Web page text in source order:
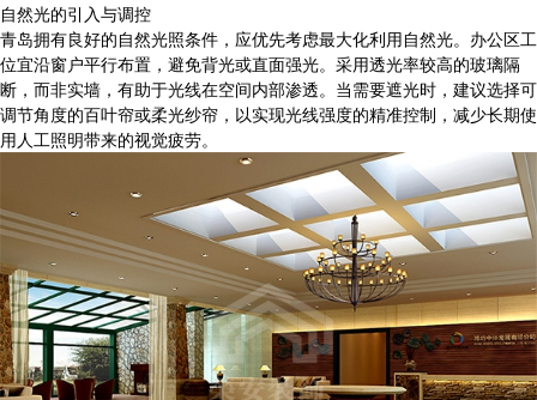
自然光的引入与调控
青岛拥有良好的自然光照条件，应优先考虑最大化利用自然光。办公区工
位宜沿窗户平行布置，避免背光或直面强光。采用透光率较高的玻璃隔
断，而非实墙，有助于光线在空间内部渗透。当需要遮光时，建议选择可
调节角度的百叶帘或柔光纱帘，以实现光线强度的精准控制，减少长期使
用人工照明带来的视觉疲劳。